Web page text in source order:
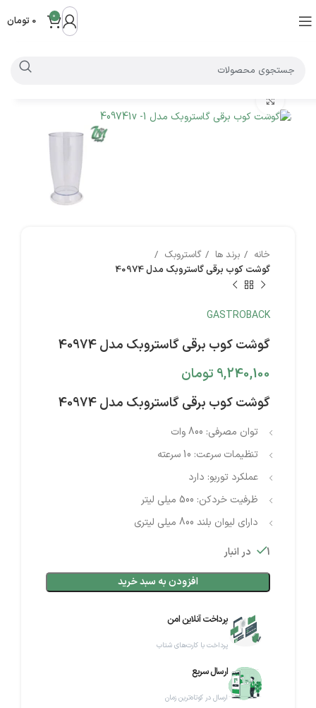
0
0 تومان
خانه برند ها
گاستروبک
گوشت کوب برقی گاستروبک مدل 40974
GASTROBACK
گوشت کوب برقی گاستروبک مدل 40974
9,240,100 تومان
گوشت کوب برقی گاستروبک مدل 40974
توان مصرفی: 800 وات
تنظیمات سرعت: 10 سرعته
عملکرد توربو: دارد
ظرفیت خردکن: 500 میلی لیتر
دارای لیوان بلند 800 میلی لیتری
1 در انبار
افزودن به سبد خرید
پرداخت آنلاین امن
پرداخت با کارت‌های شتاب
ارسال سریع
ارسال در کوتاه‌ترین زمان